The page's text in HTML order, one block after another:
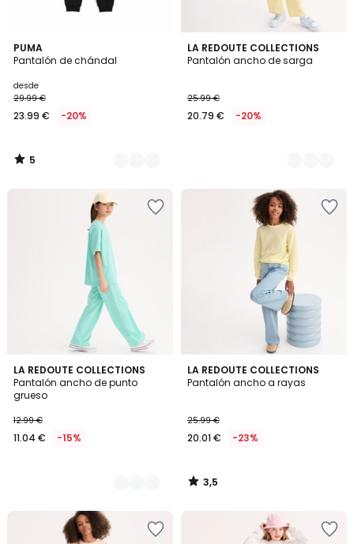
PUMA
Pantalón de chándal
desde
29.99 €
23.99 € -20%
5
/
2
Colores
5
/
LA REDOUTE COLLECTIONS
Pantalón ancho de sarga
25.99 €
20.79 € -20%
2
Colores
LA REDOUTE COLLECTIONS
Pantalón ancho de punto
grueso
12.99 €
11.04 € -15%
2
Colores
LA REDOUTE COLLECTIONS
Pantalón ancho a rayas
25.99 €
20.01 € -23%
3,5
/ 5
3,5
/